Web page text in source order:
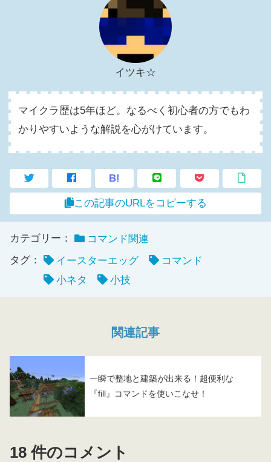
イツキ☆
マイクラ歴は5年ほど。なるべく初心者の方でもわ
かりやすいような解説を心がけています。
B!
この記事のURLをコピーする
カテゴリー：
コマンド関連
タグ：
イースターエッグ
コマンド
小ネタ
小技
関連記事
一瞬で整地と建築が出来る！超便利な
『fill』コマンドを使いこなせ！
18 件のコメント